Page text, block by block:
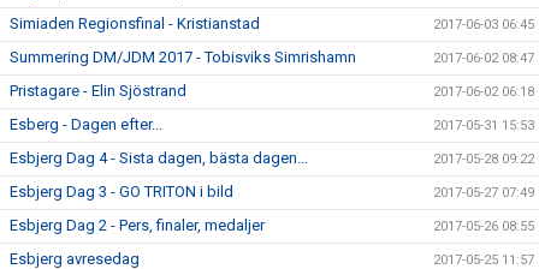
Simiaden Regionsfinal - Kristianstad 2017-06-03 06:45
Summering DM/JDM 2017 - Tobisviks Simrishamn 2017-06-02 08:47
Pristagare - Elin Sjöstrand 2017-06-02 06:18
Esberg - Dagen efter... 2017-05-31 15:53
Esbjerg Dag 4 - Sista dagen, bästa dagen... 2017-05-28 09:22
Esbjerg Dag 3 - GO TRITON i bild 2017-05-27 07:49
Esbjerg Dag 2 - Pers, finaler, medaljer 2017-05-26 08:55
Esbjerg avresedag 2017-05-25 11:57